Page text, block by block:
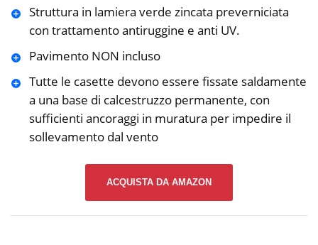
Struttura in lamiera verde zincata preverniciata
con trattamento antiruggine e anti UV.
Pavimento NON incluso
Tutte le casette devono essere fissate saldamente
a una base di calcestruzzo permanente, con
sufficienti ancoraggi in muratura per impedire il
sollevamento dal vento
ACQUISTA DA AMAZON